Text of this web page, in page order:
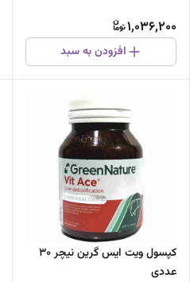
1,036,200
افزودن به سبد
کپسول ویت ایس گرین نیچر 30
عددی